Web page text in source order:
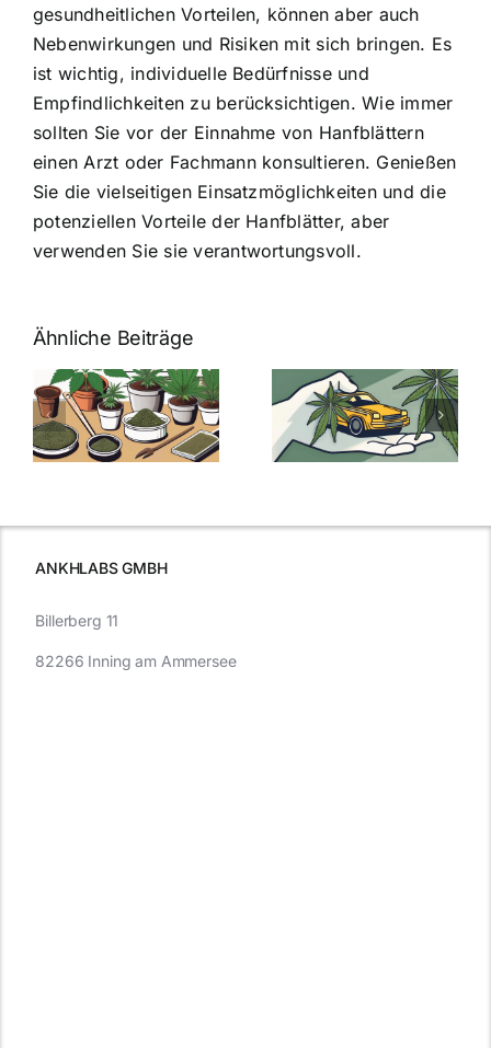
gesundheitlichen Vorteilen, können aber auch
Nebenwirkungen und Risiken mit sich bringen. Es
ist wichtig, individuelle Bedürfnisse und
Empfindlichkeiten zu berücksichtigen. Wie immer
sollten Sie vor der Einnahme von Hanfblättern
einen Arzt oder Fachmann konsultieren. Genießen
Sie die vielseitigen Einsatzmöglichkeiten und die
potenziellen Vorteile der Hanfblätter, aber
verwenden Sie sie verantwortungsvoll.
Ähnliche Beiträge
Neue THC-
Grenzwert-
Regelung:
Was Sie über
Cannabis und
müssen
Cannabis
Samen
kaufen: Alles
was Sie
ANKHLABS GMBH
Billerberg 11
82266 Inning am Ammersee